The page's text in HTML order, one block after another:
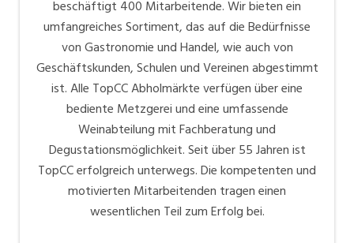
beschäftigt 400 Mitarbeitende. Wir bieten ein
umfangreiches Sortiment, das auf die Bedürfnisse
von Gastronomie und Handel, wie auch von
Geschäftskunden, Schulen und Vereinen abgestimmt
ist. Alle TopCC Abholmärkte verfügen über eine
bediente Metzgerei und eine umfassende
Weinabteilung mit Fachberatung und
Degustationsmöglichkeit. Seit über 55 Jahren ist
TopCC erfolgreich unterwegs. Die kompetenten und
motivierten Mitarbeitenden tragen einen
wesentlichen Teil zum Erfolg bei.